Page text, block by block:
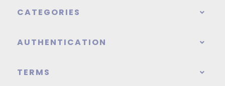
CATEGORIES
AUTHENTICATION
TERMS